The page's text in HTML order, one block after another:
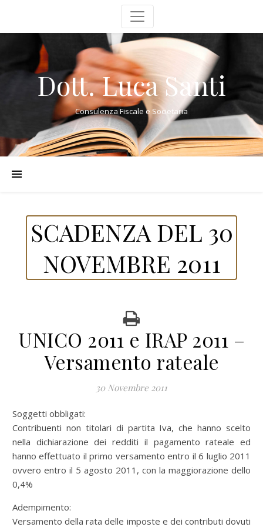
Dott. Luca Santi
Consulenza Fiscale e Societaria
SCADENZA DEL 30
NOVEMBRE 2011
UNICO 2011 e IRAP 2011 –
Versamento rateale
30 Novembre 2011
Soggetti obbligati:
Contribuenti non titolari di partita Iva, che hanno scelto
nella dichiarazione dei redditi il pagamento rateale ed
hanno effettuato il primo versamento entro il 6 luglio 2011
ovvero entro il 5 agosto 2011, con la maggiorazione dello
0,4%
Adempimento:
Versamento della rata delle imposte e dei contributi dovuti